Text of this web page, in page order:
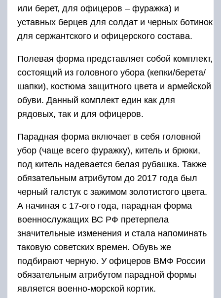
или берет, для офицеров – фуражка) и
уставных берцев для солдат и черных ботинок
для сержантского и офицерского состава.
Полевая форма представляет собой комплект,
состоящий из головного убора (кепки/берета/
шапки), костюма защитного цвета и армейской
обуви. Данный комплект един как для
рядовых, так и для офицеров.
Парадная форма включает в себя головной
убор (чаще всего фуражку), китель и брюки,
под китель надевается белая рубашка. Также
обязательным атрибутом до 2017 года был
черный галстук с зажимом золотистого цвета.
А начиная с 17-ого года, парадная форма
военнослужащих ВС РФ претерпела
значительные изменения и стала напоминать
таковую советских времен. Обувь же
подбирают черную. У офицеров ВМФ России
обязательным атрибутом парадной формы
является военно-морской кортик.